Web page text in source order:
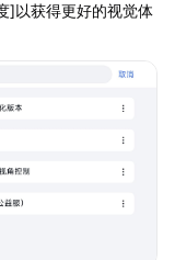
]以获得更好的视觉体